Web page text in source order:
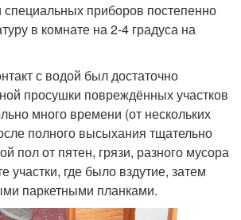
специальных приборов постепенно
в комнате на 2-4 градуса на
с водой был достаточно
просушки повреждённых участков
много времени (от нескольких
полного высыхания тщательно
пол от пятен, грязи, разного мусора
участки, где было вздутие, затем
паркетными планками.